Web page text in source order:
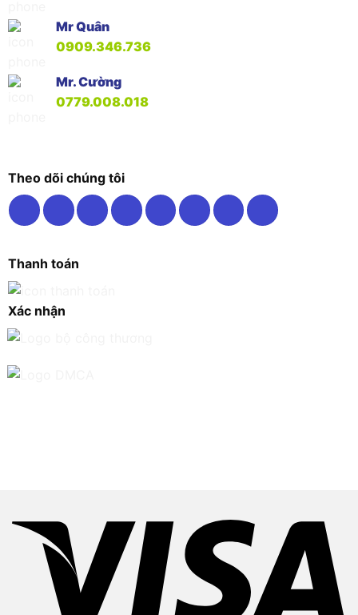
Mr Quân
0909.346.736
Mr. Cường
0779.008.018
Theo dõi chúng tôi
Thanh toán
Xác nhận